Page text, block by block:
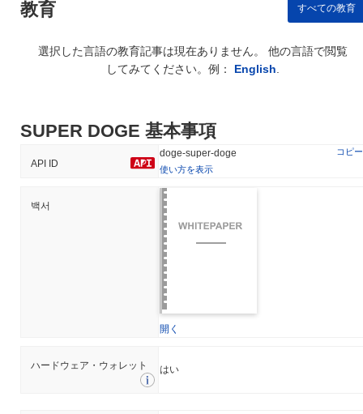
教育 すべての教育
選択した言語の教育記事は現在ありません。 他の言語で閲覧
してみてください。例： English
SUPER DOGE 基本事項
API ID
doge-super-doge
コピー
使い方を表示
백서
開く
ハードウェア・ウォレット はい